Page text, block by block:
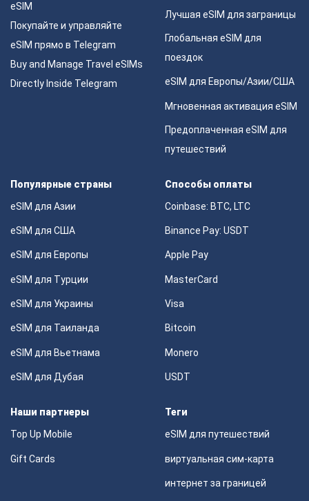
eSIM
Покупайте и управляйте
eSIM прямо в Telegram
Buy and Manage Travel eSIMs
Directly Inside Telegram
Лучшая eSIM для заграницы
Глобальная eSIM для
поездок
eSIM для Европы/Азии/США
Мгновенная активация eSIM
Предоплаченная eSIM для
путешествий
Популярные страны
eSIM для Азии
eSIM для США
eSIM для Европы
eSIM для Турции
eSIM для Украины
eSIM для Таиланда
eSIM для Вьетнама
eSIM для Дубая
Способы оплаты
Coinbase: BTC, LTC
Binance Pay: USDT
Apple Pay
MasterCard
Visa
Bitcoin
Monero
USDT
Наши партнеры
Top Up Mobile
Gift Cards
Теги
eSIM для путешествий
виртуальная сим-карта
интернет за границей